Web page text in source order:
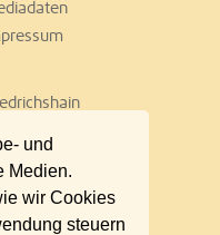
und
Medien.
wir Cookies
steuern